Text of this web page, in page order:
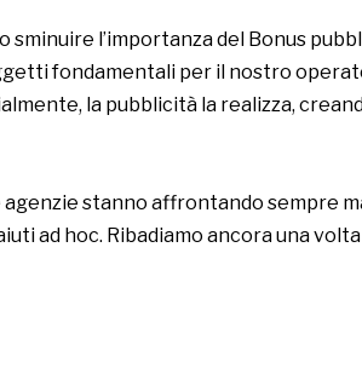
l’importanza del Bonus
fondamentali per il nostro
la pubblicità la realizza,
stanno affrontando sempre
ad hoc. Ribadiamo ancora una